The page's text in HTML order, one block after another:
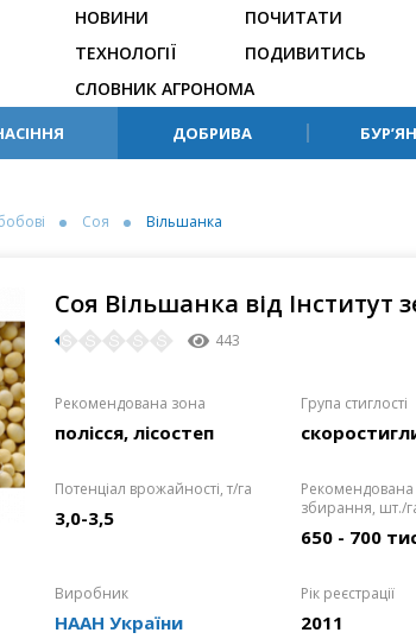
НОВИНИ
ТЕХНОЛОГІЇ
ПОЧИТАТИ
ПОДИВИТИСЬ
СЛОВНИК АГРОНОМА
ДОБРИВА
Соя Вільшанка
Соя Вільшанка від Інститут
443
Рекомендована зона
полісся, лісостеп
Група стиглості
Потенціал врожайності, т/га
3,0-3,5
Рекомендована
збирання, шт./
650 - 700
Виробник
НААН України
Рік реєстрації
2011